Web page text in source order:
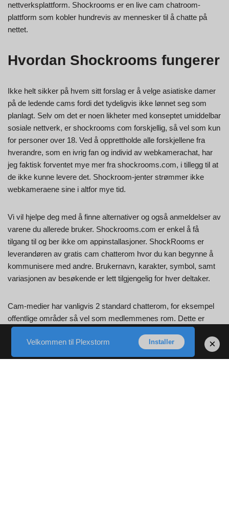
Velkommen til Plexstorm Installer ×
nettverksplattform. Shockrooms er en live cam chatroom-
plattform som kobler hundrevis av mennesker til å chatte på
nettet.
Hvordan Shockrooms fungerer
Ikke helt sikker på hvem sitt forslag er å velge asiatiske damer
på de ledende cams fordi det tydeligvis ikke lønnet seg som
planlagt. Selv om det er noen likheter med konseptet umiddelbar
sosiale nettverk, er shockrooms com forskjellig, så vel som kun
for personer over 18. Ved å opprettholde alle forskjellene fra
hverandre, som en ivrig fan og individ av webkamerachat, har
jeg faktisk forventet mye mer fra shockrooms.com, i tillegg til at
de ikke kunne levere det. Shockroom-jenter strømmer ikke
webkameraene sine i altfor mye tid.
Vi vil hjelpe deg med å finne alternativer og også anmeldelser av
varene du allerede bruker. Shockrooms.com er enkel å få
tilgang til og ber ikke om appinstallasjoner. ShockRooms er
leverandøren av gratis cam chatterom hvor du kan begynne å
kommunisere med andre. Brukernavn, karakter, symbol, samt
variasjonen av besøkende er lett tilgjengelig for hver deltaker.
Cam-medier har vanligvis 2 standard chatterom, for eksempel
offentlige områder så vel som medlemmenes rom. Dette er
stedet for å lære mer om skitten chat, fremmed chat og alle de
ledende videochatsidene. Praktisk talt de samme tallene fra
andre cam media nettverkssider.